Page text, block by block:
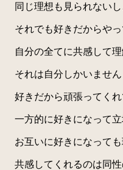
同じ理想も見られない
それでも好きだからやっ
自分の全てに共感して理
それは自分しかいません
好きだから頑張ってくれ
一方的に好きになって立
お互いに好きになっても
共感してくれるのは同性